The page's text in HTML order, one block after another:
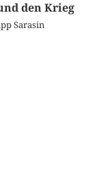
den Krieg
Sarasin